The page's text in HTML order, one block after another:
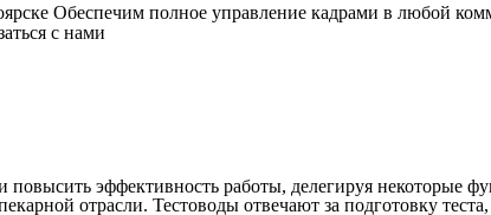
Обеспечим полное управление кадрами в любой
с нами
повысить эффективность работы, делегируя некоторые
отрасли. Тестоводы отвечают за подготовку теста